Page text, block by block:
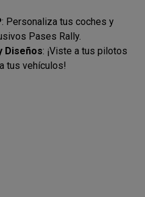
: Personaliza tus coches y
Pases Rally.
Diseños: ¡Viste a tus pilotos
tus vehículos!